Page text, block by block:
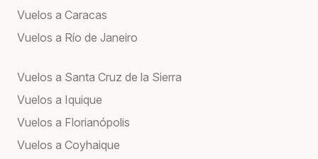
Vuelos a Caracas
Vuelos a Río de Janeiro
Vuelos a Santa Cruz de la Sierra
Vuelos a Iquique
Vuelos a Florianópolis
Vuelos a Coyhaique